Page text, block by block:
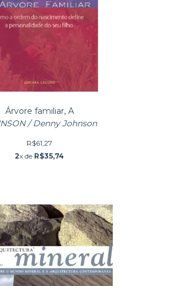
Árvore familiar, A
/ Denny Johnson
R$61,27
2x de R$35,74